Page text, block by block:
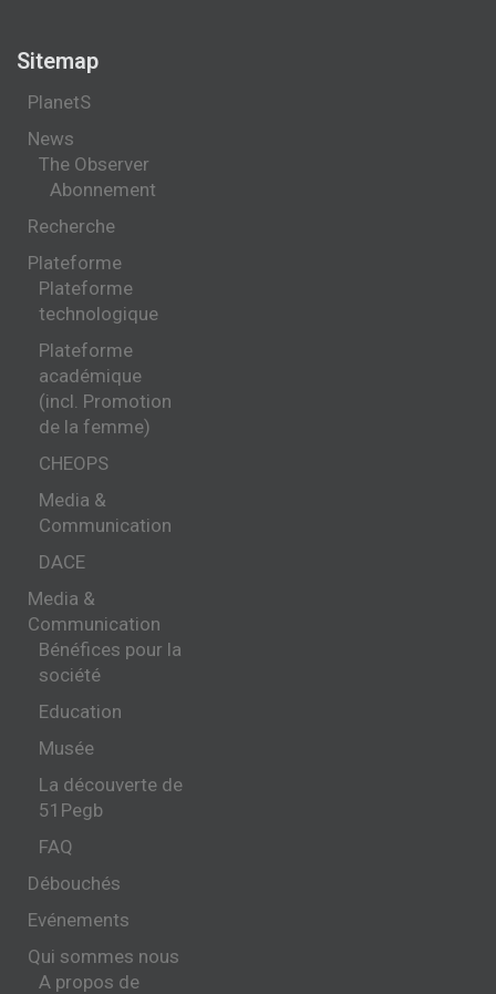
Sitemap
PlanetS
News
The Observer
Abonnement
Recherche
Plateforme
Plateforme
technologique
Plateforme
académique
(incl. Promotion
de la femme)
CHEOPS
Media &
Communication
DACE
Media &
Communication
Bénéfices pour la
société
Education
Musée
La découverte de
51Pegb
FAQ
Débouchés
Evénements
Qui sommes nous
A propos de